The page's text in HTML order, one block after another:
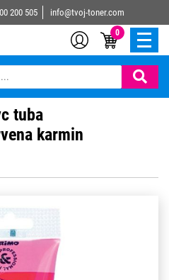
200 505 info@tvoj-toner.com
0
tuba
karmin